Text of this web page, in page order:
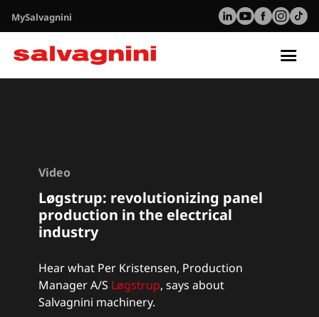
MySalvagnini
Video
Løgstrup: revolutionizing panel
production in the electrical
industry
Hear what Per Kristensen, Production
Manager A/S Løgstrup, says about
Salvagnini machinery.